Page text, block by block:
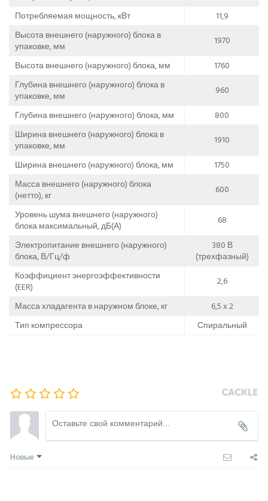
Потребляемая мощность, кВт
11,9
Высота внешнего (наружного) блока в
упаковке, мм
1970
Высота внешнего (наружного) блока, мм
1760
Глубина внешнего (наружного) блока в
упаковке, мм
960
Глубина внешнего (наружного) блока, мм
800
Ширина внешнего (наружного) блока в
упаковке, мм
1910
Ширина внешнего (наружного) блока, мм
1750
Масса внешнего (наружного) блока
(нетто), кг
600
Уровень шума внешнего (наружного)
блока максимальный, дБ(А)
68
Электропитание внешнего (наружного)
блока, В/Гц/ф
380 В
(трехфазный)
Коэффициент энергоэффективности
(EER)
2,6
Масса хладагента в наружном блоке, кг
6,5 x 2
Тип компрессора
Спиральный
Новые